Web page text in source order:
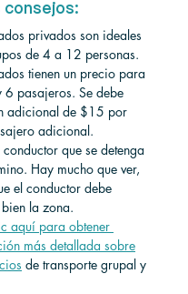
consejos:
privados son ideales
de 4 a 12 personas.
tienen un precio para
6 pasajeros. Se debe
adicional de $15 por
adicional.
conductor que se detenga
Hay mucho que ver,
el conductor debe
la zona.
aquí para obtener
más detallada sobre
de transporte grupal y